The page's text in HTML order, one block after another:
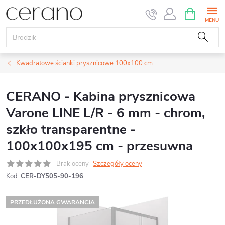
Przejść
do
treści
KOSZYK
Kwadratowe ścianki prysznicowe 100x100 cm
CERANO - Kabina prysznicowa
Varone LINE L/R - 6 mm - chrom,
szkło transparentne -
100x100x195 cm - przesuwna
Brak oceny Szczegóły oceny
Kod: CER-DY505-90-196
PRZEDŁUŻONA GWARANCJA